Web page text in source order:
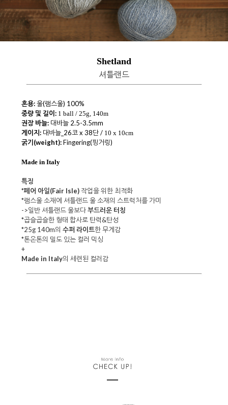
Shetland
셔틀랜드
혼용:울(램스울) 100%
중량 및 길이: 1 ball / 25g, 140m
권장 바늘: 대바늘 2.5-3.5mm
게이지: 대바늘_26코 x 38단 / 10 x 10cm
굵기(weight):Fingering(핑거링)
Made in Italy
특징
*페어 아일(Fair Isle) 작업을 위한 최적화
*램스울 소재에 셔틀랜드 울 소재의 스트럭처를 가미
->일반 셔틀랜드 울보다부드러운 터칭
*곱슬곱슬한 형태 합사로 탄력&탄성
*25g 140m의 수퍼 라이트한 무게감
*톤온톤의 밀도 있는 컬러 믹싱
+
Made in Italy의 세련된 컬러감